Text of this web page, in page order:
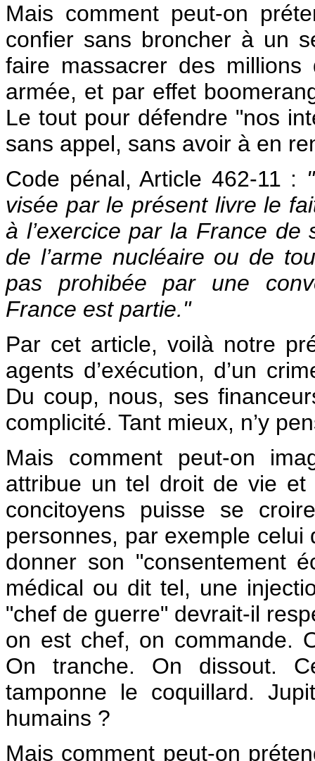
Mais comment peut-on
confier sans broncher à un
faire massacrer des millions
armée, et par effet
Le tout pour défendre "nos
sans appel, sans avoir à en
Code pénal, Article 462-11 :
visée par le présent livre le
à l’exercice par la France de
de l’arme nucléaire ou de
pas prohibée par une
France est partie."
Par cet article, voilà notre
agents d’exécution, d’un
Du coup, nous, ses
complicité. Tant mieux, n’y
Mais comment peut-on
attribue un tel droit de vie
concitoyens puisse se
personnes, par exemple
donner son "consentement
médical ou dit tel, une
"chef de guerre" devrait-il
on est chef, on commande.
On tranche. On dissout.
tamponne le coquillard.
humains ?
Mais comment peut-on